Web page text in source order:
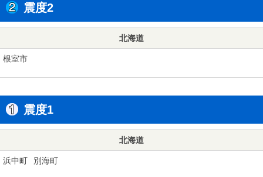
震度2
北海道
根室市
震度1
北海道
浜中町 別海町